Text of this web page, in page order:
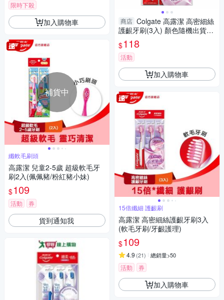
限時下殺
加入購物車
補貨中
纖軟毛刷頭
高露潔 兒童2-5歲 超級軟毛牙
刷2入(佩佩豬/粉紅豬小妹)
$109
活動 券
貨到通知我
商店 Colgate 高露潔 高密細絲
護齦牙刷(3入) 顏色隨機出貨
【小三美日】DS015385
$118
活動
加入購物車
15倍纖細 護齦刷
高露潔 高密細絲護齦牙刷3入
(軟毛牙刷/牙齦護理)
$109
4.9 (21) 總銷量>50
活動 券
加入購物車